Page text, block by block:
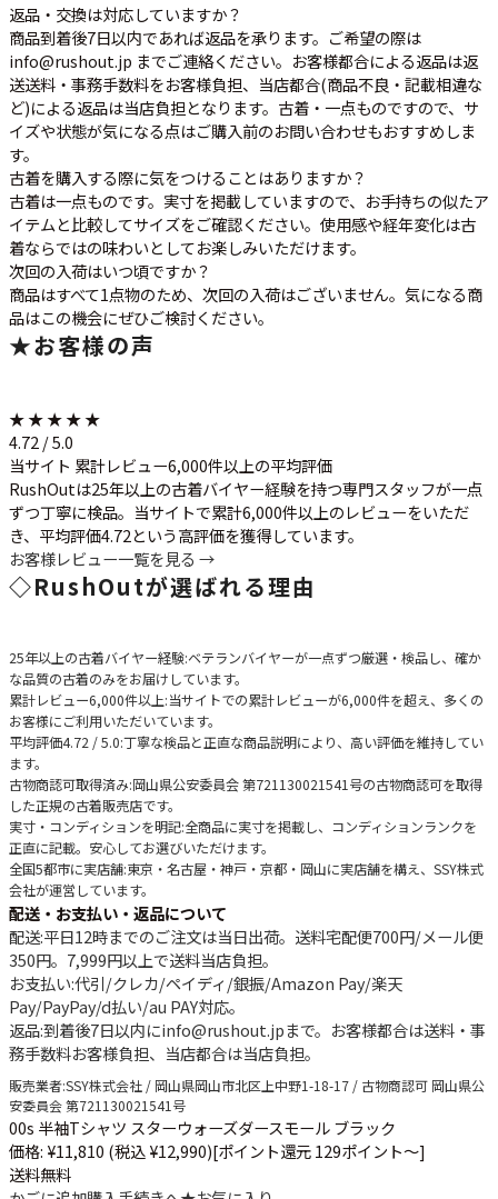
返品・交換は対応していますか？
商品到着後7日以内であれば返品を承ります。ご希望の際は
info@rushout.jp までご連絡ください。お客様都合による返品は返
送送料・事務手数料をお客様負担、当店都合(商品不良・記載相違な
ど)による返品は当店負担となります。古着・一点ものですので、サ
イズや状態が気になる点はご購入前のお問い合わせもおすすめしま
す。
古着を購入する際に気をつけることはありますか？
古着は一点ものです。実寸を掲載していますので、お手持ちの似たア
イテムと比較してサイズをご確認ください。使用感や経年変化は古
着ならではの味わいとしてお楽しみいただけます。
次回の入荷はいつ頃ですか？
商品はすべて1点物のため、次回の入荷はございません。気になる商
品はこの機会にぜひご検討ください。
★お客様の声
★ ★ ★ ★ ★
4.72 / 5.0
当サイト 累計レビュー6,000件以上の平均評価
RushOutは25年以上の古着バイヤー経験を持つ専門スタッフが一点
ずつ丁寧に検品。当サイトで累計6,000件以上のレビューをいただ
き、平均評価4.72という高評価を獲得しています。
お客様レビュー一覧を見る →
◇RushOutが選ばれる理由
25年以上の古着バイヤー経験:ベテランバイヤーが一点ずつ厳選・検品し、確か
な品質の古着のみをお届けしています。
累計レビュー6,000件以上:当サイトでの累計レビューが6,000件を超え、多くの
お客様にご利用いただいています。
平均評価4.72 / 5.0:丁寧な検品と正直な商品説明により、高い評価を維持してい
ます。
古物商認可取得済み:岡山県公安委員会 第721130021541号の古物商認可を取得
した正規の古着販売店です。
実寸・コンディションを明記:全商品に実寸を掲載し、コンディションランクを
正直に記載。安心してお選びいただけます。
全国5都市に実店舗:東京・名古屋・神戸・京都・岡山に実店舗を構え、SSY株式
会社が運営しています。
配送・お支払い・返品について
配送:平日12時までのご注文は当日出荷。送料宅配便700円/メール便
350円。 7,999円以上で送料当店負担。
お支払い:代引/クレカ/ペイディ/銀振/Amazon Pay/楽天
Pay/PayPay/d払い/au PAY対応。
返品:到着後7日以内にinfo@rushout.jpまで。お客様都合は送料・事
務手数料お客様負担、当店都合は当店負担。
販売業者:SSY株式会社 / 岡山県岡山市北区上中野1-18-17 / 古物商認可 岡山県公
安委員会 第721130021541号
00s 半袖Tシャツ スターウォーズダースモール ブラック
価格: ¥11,810 (税込 ¥12,990)[ポイント還元 129ポイント～]
送料無料